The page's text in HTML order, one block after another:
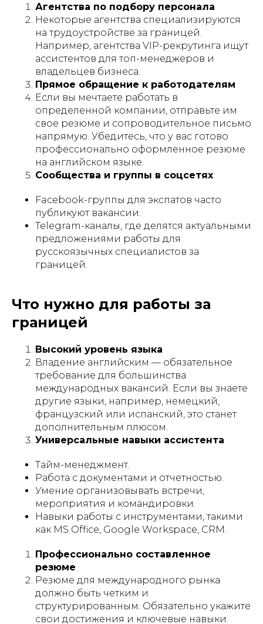
Агентства по подбору персонала
Некоторые агентства специализируются
на трудоустройстве за границей.
Например, агентства VIP-рекрутинга ищут
ассистентов для топ-менеджеров и
владельцев бизнеса.
Прямое обращение к работодателям
Если вы мечтаете работать в
определенной компании, отправьте им
свое резюме и сопроводительное письмо
напрямую. Убедитесь, что у вас готово
профессионально оформленное резюме
на английском языке.
Сообщества и группы в соцсетях
Facebook-группы для экспатов часто
публикуют вакансии.
Telegram-каналы, где делятся актуальными
предложениями работы для
русскоязычных специалистов за
границей.
Что нужно для работы за
границей
Высокий уровень языка
Владение английским — обязательное
требование для большинства
международных вакансий. Если вы знаете
другие языки, например, немецкий,
французский или испанский, это станет
дополнительным плюсом.
Универсальные навыки ассистента
Тайм-менеджмент.
Работа с документами и отчетностью.
Умение организовывать встречи,
мероприятия и командировки.
Навыки работы с инструментами, такими
как MS Office, Google Workspace, CRM.
Профессионально составленное
резюме
Резюме для международного рынка
должно быть четким и
структурированным. Обязательно укажите
свои достижения и ключевые навыки.